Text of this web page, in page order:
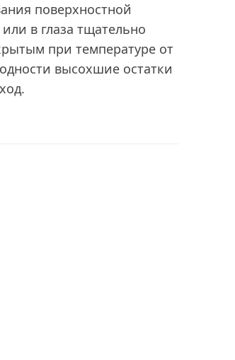
поверхностной
в глаза тщательно
при температуре от
высохшие остатки